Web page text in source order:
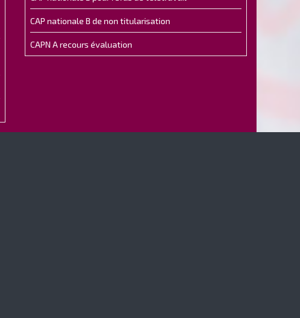
CAP nationale B de non titularisation
CAPN A recours évaluation